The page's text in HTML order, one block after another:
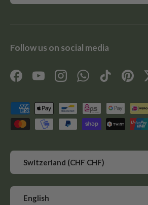
Follow us on social media
FacebookYouTubeInstagramWhatsApp
TikTok
Payment methods accepted
Country/Region
Switzerland (CHF CHF)
Language
English